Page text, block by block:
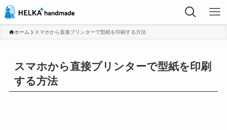
ホーム スマホから直接プリンターで型紙を印刷する方法
スマホから直接プリンターで型紙を印刷
する方法